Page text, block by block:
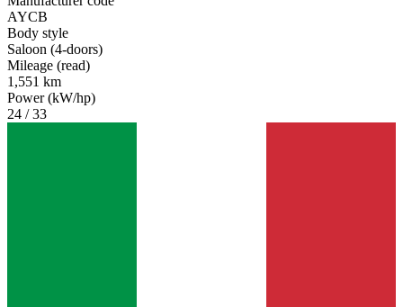
AYCB
Body style
Saloon (4-doors)
Mileage (read)
1,551 km
Power (kW/hp)
24 / 33